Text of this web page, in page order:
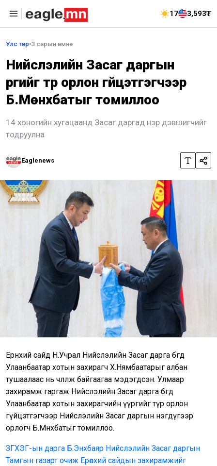
17 3,593₮
Улс төр•3 сарын өмнө
Нийслэлийн Засаг даргын
үүргийг түр орлон гүйцэтгэгчээр
Б.Мөнхбатыг томиллоо
14 хоногийн хугацаанд Засаг даргад нэр дэвшигчийг
тодруулна
Eaglenews
Ерөнхий сайд Н.Учрал Нийслэлийн Засаг дарга бөгөөд
Улаанбаатар хотын захирагч Х.Нямбаатарыг албан
тушаалаас нь чөлөөлж байгаагаа мэдэгдсэн. Улмаар
захирамж гаргаж Нийслэлийн Засаг дарга бөгөөд
Улаанбаатар хотын захирагчийн үүргийг түр орлон
гүйцэтгэгчээр Нийслэлийн Засаг даргын нэгдүгээр
орлогч Б.Мөнхбатыг томиллоо.
ЗГХЭГ-ын дарга Б.Энхбаяр Нийслэлийн Засаг даргын
Тамгын газарт очиж Ерөнхий сайдын захирамжийг